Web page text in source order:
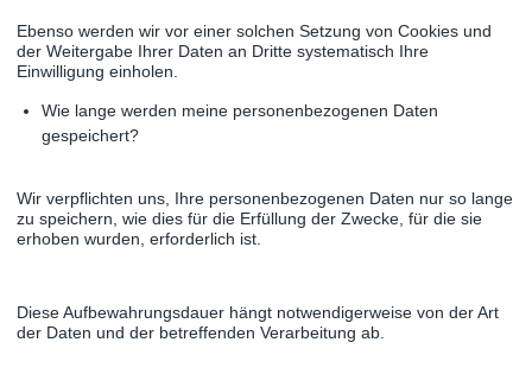
Ebenso werden wir vor einer solchen Setzung von Cookies und
der Weitergabe Ihrer Daten an Dritte systematisch Ihre
Einwilligung einholen.
Wie lange werden meine personenbezogenen Daten
gespeichert?
Wir verpflichten uns, Ihre personenbezogenen Daten nur so lange
zu speichern, wie dies für die Erfüllung der Zwecke, für die sie
erhoben wurden, erforderlich ist.
Diese Aufbewahrungsdauer hängt notwendigerweise von der Art
der Daten und der betreffenden Verarbeitung ab.